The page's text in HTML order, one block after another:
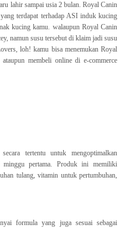
lahir sampai usia 2 bulan. Royal Canin
terdapat terhadap ASI induk kucing
kucing kamu. walaupun Royal Canin
namun susu tersebut di klaim jadi susu
loh! kamu bisa menemukan Royal
membeli online di e-commerce
tertentu untuk mengoptimalkan
minggu pertama. Produk ini memiliki
tulang, vitamin untuk pertumbuhan,
formula yang juga sesuai sebagai